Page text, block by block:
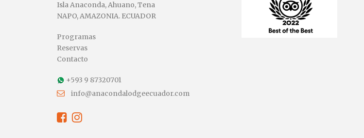
Isla Anaconda, Ahuano, Tena
NAPO, AMAZONIA. ECUADOR
Programas
Reservas
Contacto
+593 9 87320701
info@anacondalodgeecuador.com